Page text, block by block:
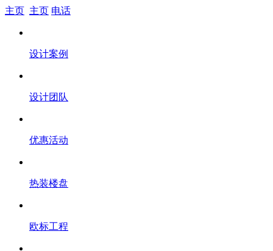
主页 主页 电话
设计案例
设计团队
优惠活动
热装楼盘
欧标工程